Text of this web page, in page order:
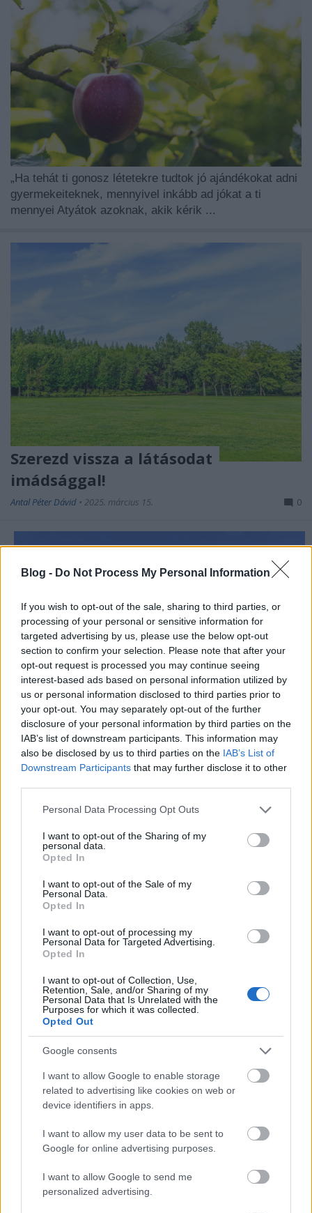
Blog - Do Not Process My Personal Information
If you wish to opt-out of the sale, sharing to third parties, or
processing of your personal or sensitive information for
targeted advertising by us, please use the below opt-out
section to confirm your selection. Please note that after your
opt-out request is processed you may continue seeing
interest-based ads based on personal information utilized by
us or personal information disclosed to third parties prior to
your opt-out. You may separately opt-out of the further
disclosure of your personal information by third parties on the
IAB’s list of downstream participants. This information may
also be disclosed by us to third parties on the IAB’s List of
Downstream Participants that may further disclose it to other
Please note that this website/app uses one or more Google
not limited to your visit or usage behaviour. You may click to
grant or deny consent to Google and its third-party tags to
use your data for below specified purposes in below Google
consent section.
Personal Data Processing Opt Outs
I want to opt-out of the Sharing of my
personal data.
Opted In
I want to opt-out of the Sale of my
Personal Data.
Opted In
I want to opt-out of processing my
Personal Data for Targeted Advertising.
Opted In
I want to opt-out of Collection, Use,
Retention, Sale, and/or Sharing of my
Personal Data that Is Unrelated with the
Purposes for which it was collected.
Opted Out
Google consents
I want to allow Google to enable storage
related to advertising like cookies on web or
device identifiers in apps.
I want to allow my user data to be sent to
Google for online advertising purposes.
I want to allow Google to send me
personalized advertising.
„Ha tehát ti gonosz létetekre tudtok jó ajándékokat adni
gyermekeiteknek, mennyivel inkább ad jókat a ti
mennyei Atyátok azoknak, akik kérik ...
Szerezd vissza a látásodat
imádsággal!
Antal Péter Dávid • 2025. március 15. 0
"Azt mondták neki: 'Uram, nyisd meg a szemünket.
És Jézus ... megérintette a szemüket, és azonnal
visszanyerték a látásukat, és követték ...
Amikor lebénítanak az érzelmek,
imádkozz!
2025. március 14.